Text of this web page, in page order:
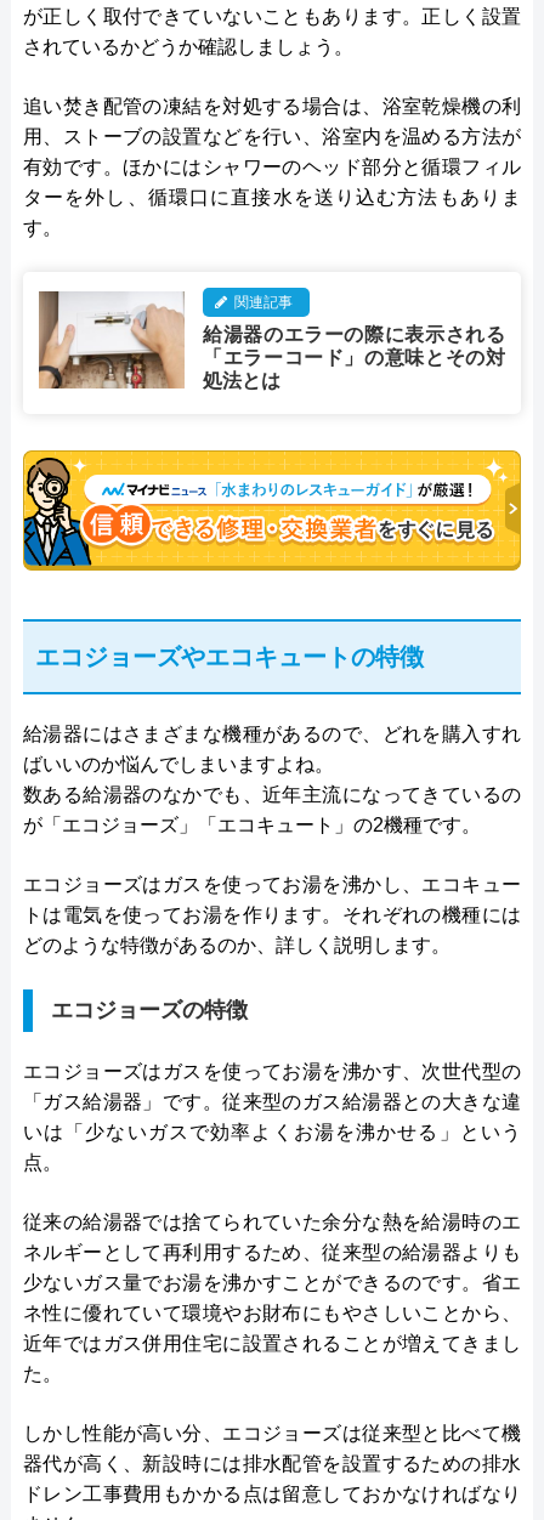
が正しく取付できていないこともあります。正しく設置
されているかどうか確認しましょう。
追い焚き配管の凍結を対処する場合は、浴室乾燥機の利
用、ストーブの設置などを行い、浴室内を温める方法が
有効です。ほかにはシャワーのヘッド部分と循環フィル
ターを外し、循環口に直接水を送り込む方法もありま
す。
関連記事
給湯器のエラーの際に表示される
「エラーコード」の意味とその対
処法とは
エコジョーズやエコキュートの特徴
給湯器にはさまざまな機種があるので、どれを購入すれ
ばいいのか悩んでしまいますよね。
数ある給湯器のなかでも、近年主流になってきているの
が「エコジョーズ」「エコキュート」の2機種です。
エコジョーズはガスを使ってお湯を沸かし、エコキュー
トは電気を使ってお湯を作ります。それぞれの機種には
どのような特徴があるのか、詳しく説明します。
エコジョーズの特徴
エコジョーズはガスを使ってお湯を沸かす、次世代型の
「ガス給湯器」です。従来型のガス給湯器との大きな違
いは「少ないガスで効率よくお湯を沸かせる」という
点。
従来の給湯器では捨てられていた余分な熱を給湯時のエ
ネルギーとして再利用するため、従来型の給湯器よりも
少ないガス量でお湯を沸かすことができるのです。省エ
ネ性に優れていて環境やお財布にもやさしいことから、
近年ではガス併用住宅に設置されることが増えてきまし
た。
しかし性能が高い分、エコジョーズは従来型と比べて機
器代が高く、新設時には排水配管を設置するための排水
ドレン工事費用もかかる点は留意しておかなければなり